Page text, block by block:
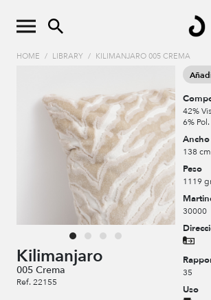
HOME / LIBRARY / KILIMANJARO 005 CREMA
Kilimanjaro
005 Crema
Ref. 22155
42%
6% Pol.
Ancho
138
Peso
1119
30000
35
Uso